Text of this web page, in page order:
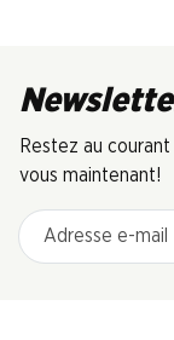
Restez au
vous maintenant!
Adresse e-mail